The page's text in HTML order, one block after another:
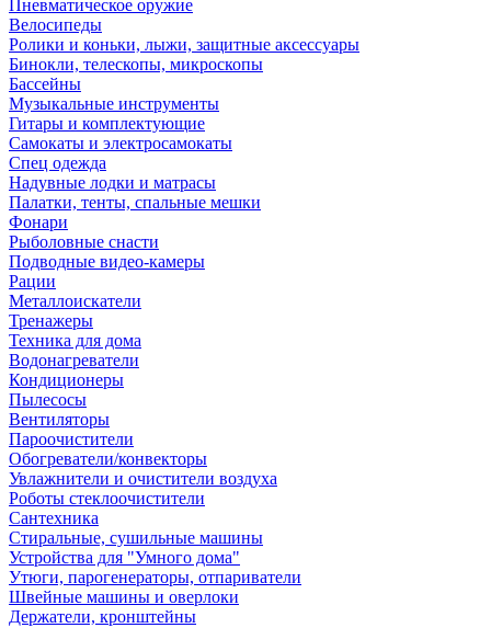
Пневматическое оружие
Велосипеды
Ролики и коньки, лыжи, защитные аксессуары
Бинокли, телескопы, микроскопы
Бассейны
Музыкальные инструменты
Гитары и комплектующие
Самокаты и электросамокаты
Спец одежда
Надувные лодки и матрасы
Палатки, тенты, спальные мешки
Фонари
Рыболовные снасти
Подводные видео-камеры
Рации
Металлоискатели
Тренажеры
Техника для дома
Водонагреватели
Кондиционеры
Пылесосы
Вентиляторы
Пароочистители
Обогреватели/конвекторы
Увлажнители и очистители воздуха
Роботы стеклоочистители
Сантехника
Стиральные, сушильные машины
Устройства для "Умного дома"
Утюги, парогенераторы, отпариватели
Швейные машины и оверлоки
Держатели, кронштейны